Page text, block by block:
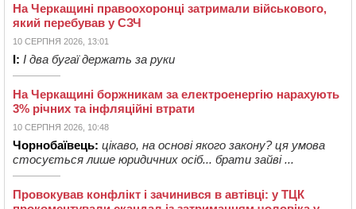
На Черкащині правоохоронці затримали військового,
який перебував у СЗЧ
10 СЕРПНЯ 2026, 13:01
І: І два бугаї держать за руки
На Черкащині боржникам за електроенергію нарахують
3% річних та інфляційні втрати
10 СЕРПНЯ 2026, 10:48
Чорнобаївець: цікаво, на основі якого закону? ця умова
стосується лише юридичних осіб... брати зайві ...
Провокував конфлікт і зачинився в автівці: у ТЦК